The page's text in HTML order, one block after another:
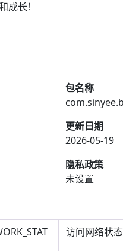
成长！
包名称
更新日期
2026-05-19
隐私政策
未设置
访问网络状态